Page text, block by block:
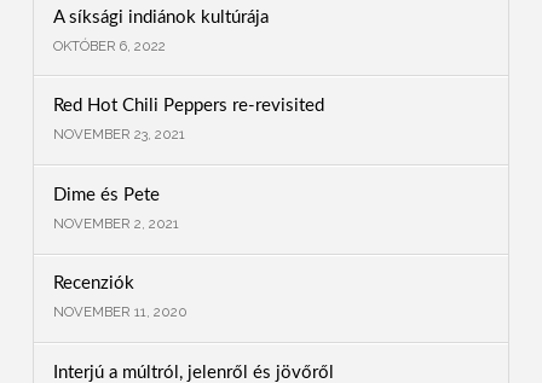
A síksági indiánok kultúrája
OKTÓBER 6, 2022
Red Hot Chili Peppers re-revisited
NOVEMBER 23, 2021
Dime és Pete
NOVEMBER 2, 2021
Recenziók
NOVEMBER 11, 2020
Interjú a múltról, jelenről és jövőről